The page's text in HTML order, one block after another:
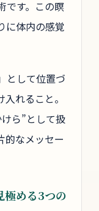
です。この瞑
に体内の感覚
として位置づ
れること。
ら”として扱
的なメッセー
極める3つの